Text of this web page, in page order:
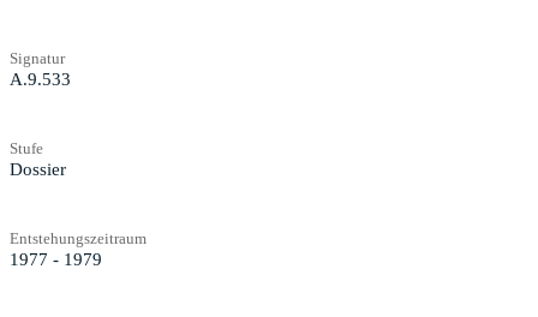
Signatur
A.9.533
Stufe
Dossier
Entstehungszeitraum
1977 - 1979